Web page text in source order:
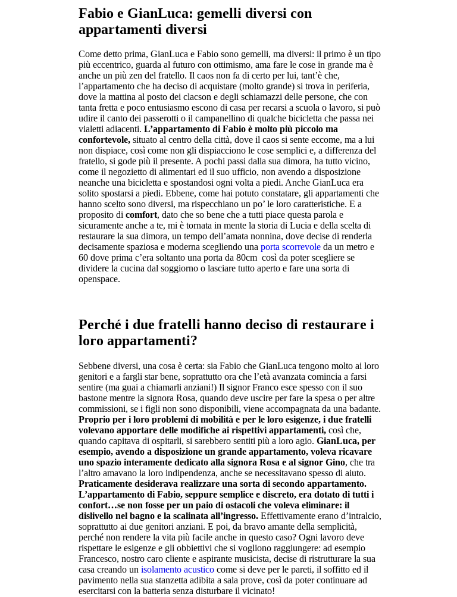
Fabio e GianLuca: gemelli diversi con
appartamenti diversi
Come detto prima, GianLuca e Fabio sono gemelli, ma diversi: il primo è un tipo
più eccentrico, guarda al futuro con ottimismo, ama fare le cose in grande ma è
anche un più zen del fratello. Il caos non fa di certo per lui, tant’è che,
l’appartamento che ha deciso di acquistare (molto grande) si trova in periferia,
dove la mattina al posto dei clacson e degli schiamazzi delle persone, che con
tanta fretta e poco entusiasmo escono di casa per recarsi a scuola o lavoro, si può
udire il canto dei passerotti o il campanellino di qualche bicicletta che passa nei
vialetti adiacenti. L’appartamento di Fabio è molto più piccolo ma
confortevole, situato al centro della città, dove il caos si sente eccome, ma a lui
non dispiace, così come non gli dispiacciono le cose semplici e, a differenza del
fratello, si gode più il presente. A pochi passi dalla sua dimora, ha tutto vicino,
come il negozietto di alimentari ed il suo ufficio, non avendo a disposizione
neanche una bicicletta e spostandosi ogni volta a piedi. Anche GianLuca era
solito spostarsi a piedi. Ebbene, come hai potuto constatare, gli appartamenti che
hanno scelto sono diversi, ma rispecchiano un po’ le loro caratteristiche. E a
proposito di comfort, dato che so bene che a tutti piace questa parola e
sicuramente anche a te, mi è tornata in mente la storia di Lucia e della scelta di
restaurare la sua dimora, un tempo dell’amata nonnina, dove decise di renderla
decisamente spaziosa e moderna scegliendo una porta scorrevole da un metro e
60 dove prima c’era soltanto una porta da 80cm così da poter scegliere se
dividere la cucina dal soggiorno o lasciare tutto aperto e fare una sorta di
openspace.
Perché i due fratelli hanno deciso di restaurare i
loro appartamenti?
Sebbene diversi, una cosa è certa: sia Fabio che GianLuca tengono molto ai loro
genitori e a fargli star bene, soprattutto ora che l’età avanzata comincia a farsi
sentire (ma guai a chiamarli anziani!) Il signor Franco esce spesso con il suo
bastone mentre la signora Rosa, quando deve uscire per fare la spesa o per altre
commissioni, se i figli non sono disponibili, viene accompagnata da una badante.
Proprio per i loro problemi di mobilità e per le loro esigenze, i due fratelli
volevano apportare delle modifiche ai rispettivi appartamenti, così che,
quando capitava di ospitarli, si sarebbero sentiti più a loro agio. GianLuca, per
esempio, avendo a disposizione un grande appartamento, voleva ricavare
uno spazio interamente dedicato alla signora Rosa e al signor Gino, che tra
l’altro amavano la loro indipendenza, anche se necessitavano spesso di aiuto.
Praticamente desiderava realizzare una sorta di secondo appartamento.
L’appartamento di Fabio, seppure semplice e discreto, era dotato di tutti i
confort…se non fosse per un paio di ostacoli che voleva eliminare: il
dislivello nel bagno e la scalinata all’ingresso. Effettivamente erano d’intralcio,
soprattutto ai due genitori anziani. E poi, da bravo amante della semplicità,
perché non rendere la vita più facile anche in questo caso? Ogni lavoro deve
rispettare le esigenze e gli obbiettivi che si vogliono raggiungere: ad esempio
Francesco, nostro caro cliente e aspirante musicista, decise di ristrutturare la sua
casa creando un isolamento acustico come si deve per le pareti, il soffitto ed il
pavimento nella sua stanzetta adibita a sala prove, così da poter continuare ad
esercitarsi con la batteria senza disturbare il vicinato!